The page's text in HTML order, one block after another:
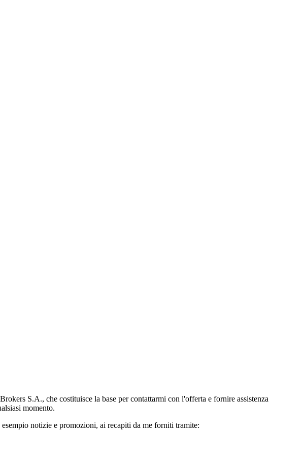
S.A., che costituisce la base per contattarmi con l'offerta e fornire assistenza
momento.
notizie e promozioni, ai recapiti da me forniti tramite: